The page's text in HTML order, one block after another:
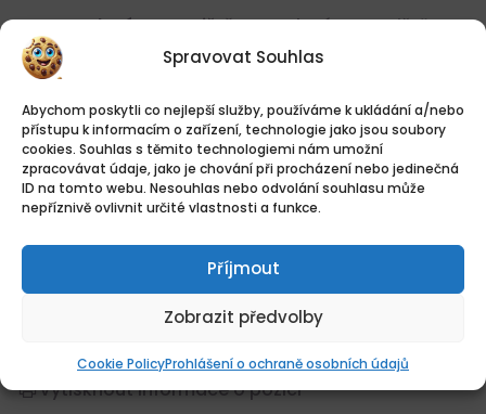
Spravovat Souhlas
Abychom poskytli co nejlepší služby, používáme k ukládání a/nebo
přístupu k informacím o zařízení, technologie jako jsou soubory
cookies. Souhlas s těmito technologiemi nám umožní
zpracovávat údaje, jako je chování při procházení nebo jedinečná
ID na tomto webu. Nesouhlas nebo odvolání souhlasu může
nepříznivě ovlivnit určité vlastnosti a funkce.
Příjmout
Zobrazit předvolby
Cookie PolicyProhlášení o ochraně osobních údajů
Kontaktní pracoviště:Kontaktní pracoviště
Trutnov
Kontakt je dostupný po přihlášení.
Vytvořte si účet zdarma a můžete poslat
životopis, napsat firmě nebo zobrazit telefon.
Vytisknout informace o pozici